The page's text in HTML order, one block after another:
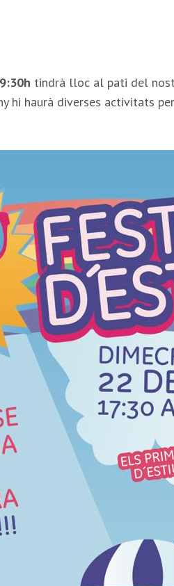
tindrà lloc al pati del
hi haurà diverses activitats